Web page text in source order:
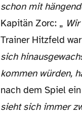
schon mit
Kapitän Zorc: „
Trainer Hitzfeld
sich
kommen würden,
nach dem Spiel
sieht sich immer